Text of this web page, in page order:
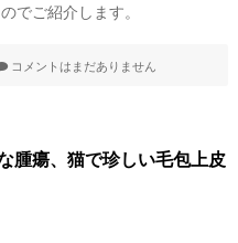
でご紹介します。
コメントはまだありません
腫瘍、猫で珍しい毛包上皮